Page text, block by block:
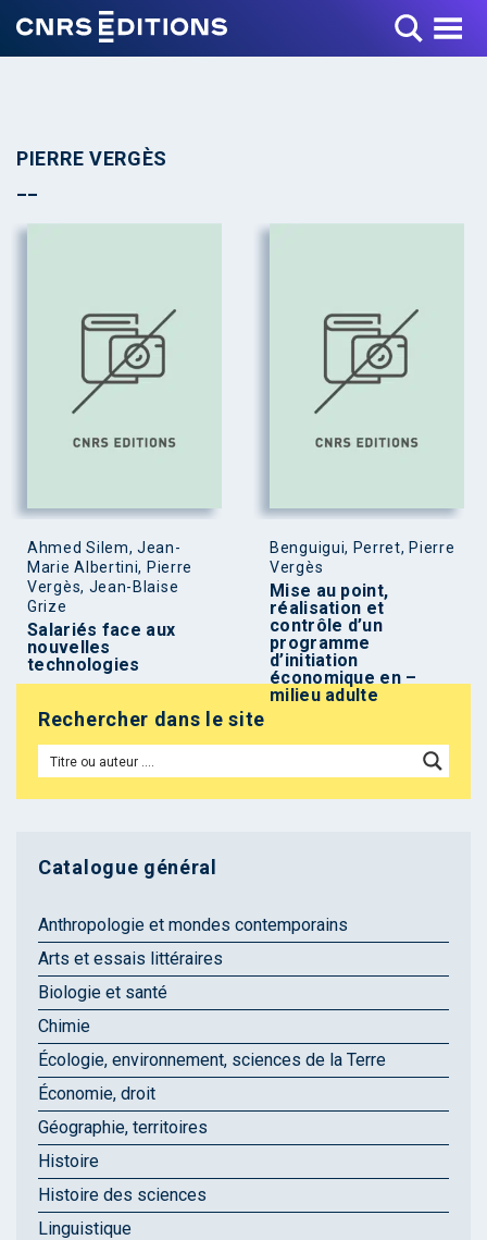
Toggle Menu
PIERRE VERGÈS
Ahmed Silem, Jean-
Marie Albertini, Pierre
Vergès, Jean-Blaise
Grize
Salariés face aux
nouvelles
technologies
Benguigui, Perret, Pierre
Vergès
Mise au point,
réalisation et
contrôle d’un
programme
d’initiation
économique en –
milieu adulte
Rechercher dans le site
Catalogue général
Anthropologie et mondes contemporains
Arts et essais littéraires
Biologie et santé
Chimie
Écologie, environnement, sciences de la Terre
Économie, droit
Géographie, territoires
Histoire
Histoire des sciences
Linguistique